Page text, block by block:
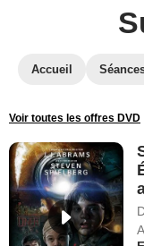
Accueil
Voir toutes les offres DVD